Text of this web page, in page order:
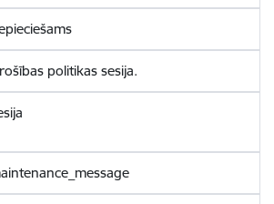
politikas sesija.